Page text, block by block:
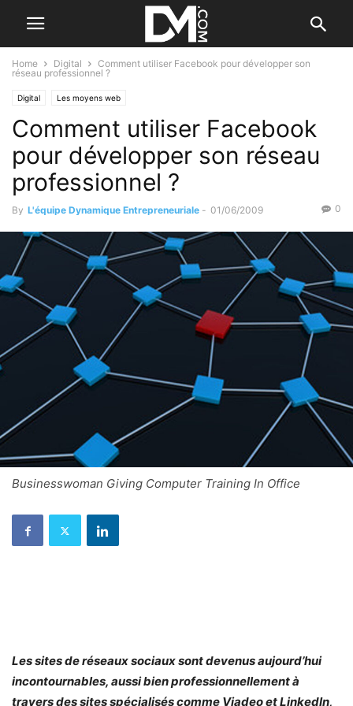
Home Digital
Comment utiliser Facebook pour développer son
réseau professionnel ?
Digital Les moyens web
Comment utiliser Facebook
pour développer son réseau
professionnel ?
By L'équipe Dynamique Entrepreneuriale - 01/06/2009 0
Businesswoman Giving Computer Training In Office
Les sites de réseaux sociaux sont devenus aujourd’hui
incontournables, aussi bien professionnellement à
travers des sites spécialisés comme Viadeo et LinkedIn,